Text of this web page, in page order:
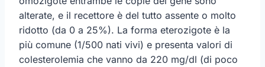
alterate, e il recettore è del tutto assente o molto
ridotto (da 0 a 25%). La forma eterozigote è la
più comune (1/500 nati vivi) e presenta valori di
colesterolemia che vanno da 220 mg/dl (di poco